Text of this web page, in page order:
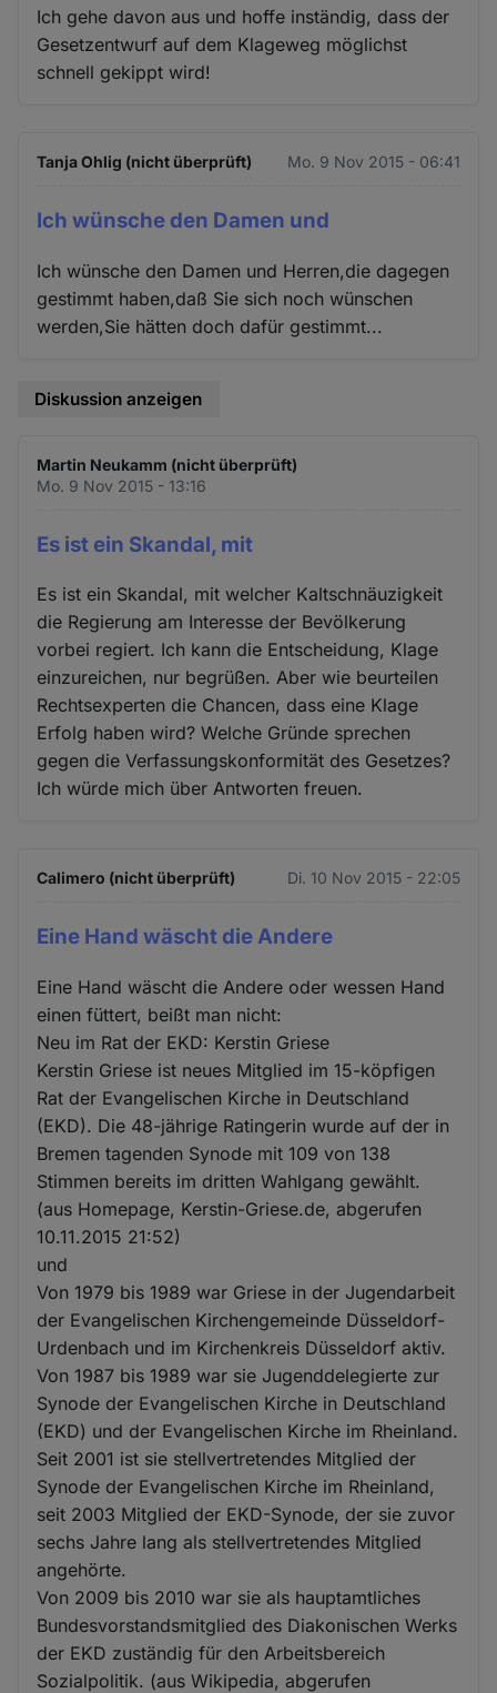
Ich gehe davon aus und hoffe inständig, dass der
Gesetzentwurf auf dem Klageweg möglichst
schnell gekippt wird!
Tanja Ohlig (nicht überprüft) Mo. 9 Nov 2015 - 06:41
Ich wünsche den Damen und
Ich wünsche den Damen und Herren,die dagegen
gestimmt haben,daß Sie sich noch wünschen
werden,Sie hätten doch dafür gestimmt...
Diskussion anzeigen
Martin Neukamm (nicht überprüft)
Mo. 9 Nov 2015 - 13:16
Es ist ein Skandal, mit
Es ist ein Skandal, mit welcher Kaltschnäuzigkeit
die Regierung am Interesse der Bevölkerung
vorbei regiert. Ich kann die Entscheidung, Klage
einzureichen, nur begrüßen. Aber wie beurteilen
Rechtsexperten die Chancen, dass eine Klage
Erfolg haben wird? Welche Gründe sprechen
gegen die Verfassungskonformität des Gesetzes?
Ich würde mich über Antworten freuen.
Calimero (nicht überprüft) Di. 10 Nov 2015 - 22:05
Eine Hand wäscht die Andere
Eine Hand wäscht die Andere oder wessen Hand
einen füttert, beißt man nicht:
Neu im Rat der EKD: Kerstin Griese
Kerstin Griese ist neues Mitglied im 15-köpfigen
Rat der Evangelischen Kirche in Deutschland
(EKD). Die 48-jährige Ratingerin wurde auf der in
Bremen tagenden Synode mit 109 von 138
Stimmen bereits im dritten Wahlgang gewählt.
(aus Homepage, Kerstin-Griese.de, abgerufen
10.11.2015 21:52)
und
Von 1979 bis 1989 war Griese in der Jugendarbeit
der Evangelischen Kirchengemeinde Düsseldorf-
Urdenbach und im Kirchenkreis Düsseldorf aktiv.
Von 1987 bis 1989 war sie Jugenddelegierte zur
Synode der Evangelischen Kirche in Deutschland
(EKD) und der Evangelischen Kirche im Rheinland.
Seit 2001 ist sie stellvertretendes Mitglied der
Synode der Evangelischen Kirche im Rheinland,
seit 2003 Mitglied der EKD-Synode, der sie zuvor
sechs Jahre lang als stellvertretendes Mitglied
angehörte.
Von 2009 bis 2010 war sie als hauptamtliches
Bundesvorstandsmitglied des Diakonischen Werks
der EKD zuständig für den Arbeitsbereich
Sozialpolitik. (aus Wikipedia, abgerufen